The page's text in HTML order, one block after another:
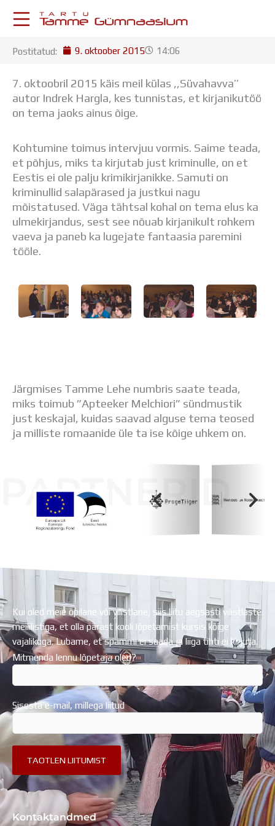
KESKKONNAD
Postkast
Drive
Tamme TV
Kooliraadio
Koorilaul
ÕPPETÖÖ
Tunniplaan
Aastaplaan
Õppekava
Ainepassid
Distantsõpe
Kodukord
Projektid
Uudised
Lapsevanemale
Vilistlastele
Toitlustamine
Tööpakkumised
Postitatud: 9. oktoober 2015 14:06
7. oktoobril 2015 käis meil külas ,,Süvahavva’’
autor Indrek Hargla, kes tunnistas, et kirjanikutöö
on tema jaoks ainus õige.
Kohtumine toimus intervjuu vormis. Saime teada,
et põhjus, miks ta kirjutab just kriminulle, on et
Eestis ei ole palju krimikirjanikke. Samuti on
kriminullid salapärased ja justkui nagu
mõistatused. Väga tähtsal kohal on tema elus ka
ulmekirjandus, sest see nõuab kirjanikult rohkem
vaeva ja paneb ka lugejate fantaasia paremini
tööle.
Järgmises Tamme Lehe numbris saate teada,
miks toimub ”Apteeker Melchiori” sündmustik
just keskajal, kuidas saavad alguse tema teosed
ja milliste romaanide üle ta ise kõige uhkem on.
PARTNERID
Kui oled meie õpilane või vilistlane, siis liitu aegsasti vilistlaste
meililistiga, et olla pärast kooli lõpetamist kursis kõige
vajalikuga. Lubame, et spämmi ei saada ja liiga tihti ei kirjuta.
Mitmenda lennu lõpetaja oled?
Sisesta e-mail, millega liitud
Kontaktandmed